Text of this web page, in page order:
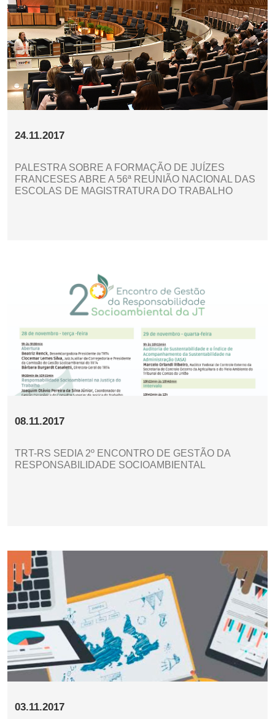
24.11.2017
PALESTRA SOBRE A FORMAÇÃO DE JUÍZES
FRANCESES ABRE A 56ª REUNIÃO NACIONAL DAS
ESCOLAS DE MAGISTRATURA DO TRABALHO
08.11.2017
TRT-RS SEDIA 2º ENCONTRO DE GESTÃO DA
RESPONSABILIDADE SOCIOAMBIENTAL
03.11.2017